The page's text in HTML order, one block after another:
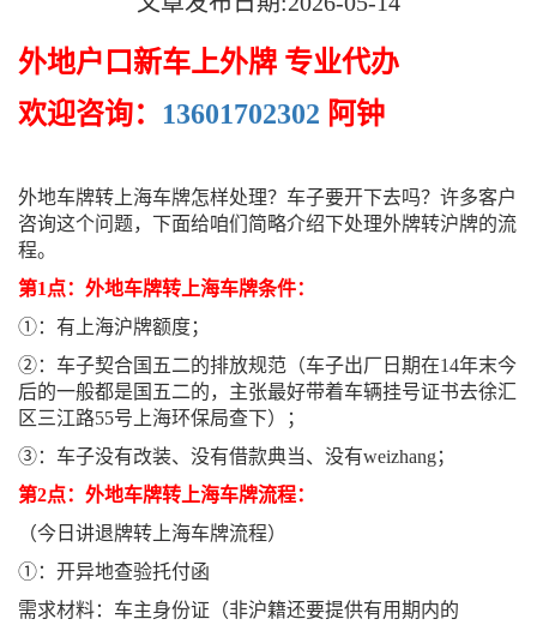
外地户口新车上外牌 专业代办
欢迎咨询： 13601702302 阿钟
外地车牌转上海车牌怎样处理？车子要开下去吗？许多客户
咨询这个问题，下面给咱们简略介绍下处理外牌转沪牌的流
程。
第1点：外地车牌转上海车牌条件：
①：有上海沪牌额度；
②：车子契合国五二的排放规范（车子出厂日期在14年末今
后的一般都是国五二的，主张最好带着车辆挂号证书去徐汇
区三江路55号上海环保局查下）；
③：车子没有改装、没有借款典当、没有weizhang；
第2点：外地车牌转上海车牌流程：
（今日讲退牌转上海车牌流程）
①：开异地查验托付函
需求材料：车主身份证（非沪籍还要提供有用期内的